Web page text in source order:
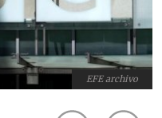
EFE archivo